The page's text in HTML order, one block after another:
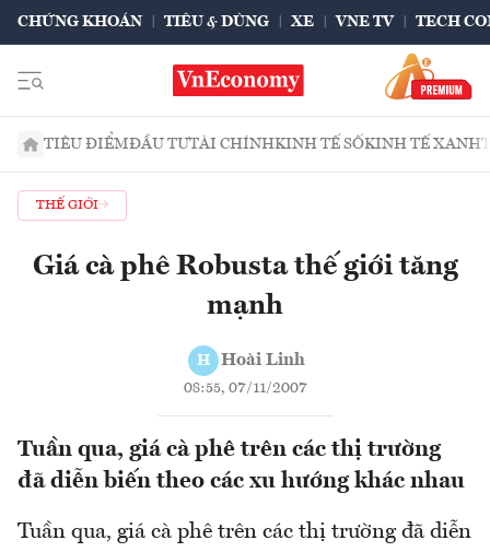
CHỨNG KHOÁN TIÊU & DÙNG XE VNE TV TECH
TIÊU ĐIỂMĐẦU TƯTÀI CHÍNHKINH TẾ SỐKINH TẾ XANH
THẾ GIỚI
Giá cà phê Robusta thế giới tăng
mạnh
H Hoài Linh
08:55, 07/11/2007
Tuần qua, giá cà phê trên các thị trường
đã diễn biến theo các xu hướng khác nhau
Tuần qua, giá cà phê trên các thị trường đã diễn